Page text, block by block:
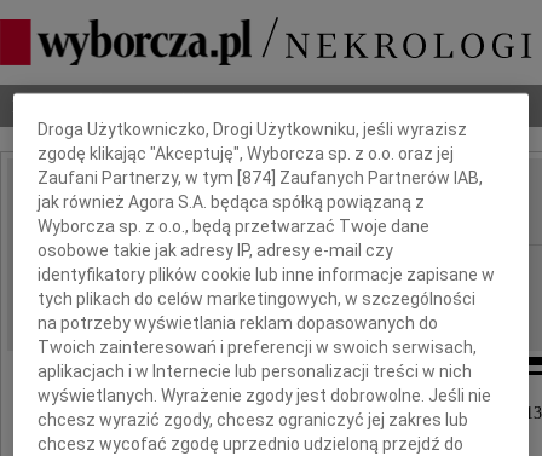
IMIĘ I NAZWISKO: Jerzy Fogel
REGION: Poznań
DATA EMISJI: 09.04.2013
Z głębokim żalem zawiadamiamy, że 4 kwietnia
zmarł
Dbamy o Twoją prywatność
Droga Użytkowniczko, Drogi Użytkowniku, jeśli wyrazisz
zgodę klikając "Akceptuję", Wyborcza sp. z o.o. oraz jej
Zaufani Partnerzy, w tym [874 ] Zaufanych Partnerów IAB,
jak również Agora S.A. będąca spółką powiązaną z
Wyborcza sp. z o.o., będą przetwarzać Twoje dane
osobowe takie jak adresy IP, adresy e-mail czy
identyfikatory plików cookie lub inne informacje zapisane w
tych plikach do celów marketingowych, w szczególności
na potrzeby wyświetlania reklam dopasowanych do
Twoich zainteresowań i preferencji w swoich serwisach,
aplikacjach i w Internecie lub personalizacji treści w nich
wyświetlanych. Wyrażenie zgody jest dobrowolne. Jeśli nie
chcesz wyrazić zgody, chcesz ograniczyć jej zakres lub
chcesz wycofać zgodę uprzednio udzieloną przejdź do